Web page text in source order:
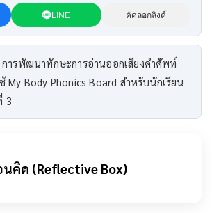
LINE คัดลอกลิงค์
การพัฒนาทักษะการอ่านออกเสียงคำศัพท์
My Body Phonics Board สำหรับนักเรียน
3
คิด (Reflective Box)